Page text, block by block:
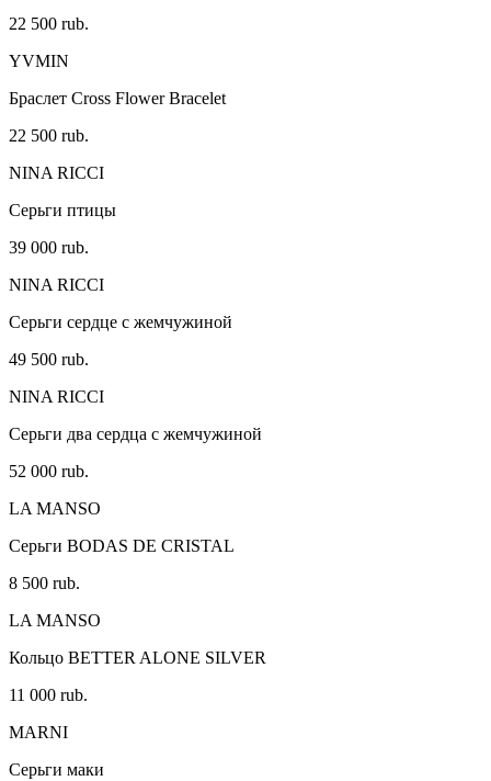
22 500 rub.
YVMIN
Браслет Cross Flower Bracelet
22 500 rub.
NINA RICCI
Серьги птицы
39 000 rub.
NINA RICCI
Серьги сердце с жемчужиной
49 500 rub.
NINA RICCI
Серьги два сердца с жемчужиной
52 000 rub.
LA MANSO
Серьги BODAS DE CRISTAL
8 500 rub.
LA MANSO
Кольцо BETTER ALONE SILVER
11 000 rub.
MARNI
Серьги маки